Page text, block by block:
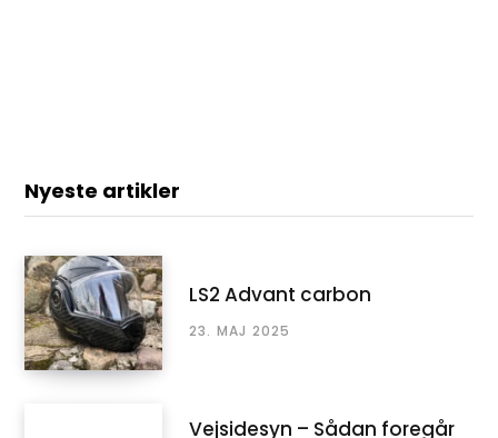
Nyeste artikler
LS2 Advant carbon
23. MAJ 2025
Vejsidesyn – Sådan foregår